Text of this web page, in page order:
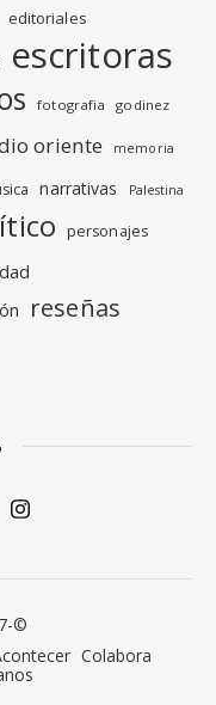
editoriales
escritoras
fotografia godinez
oriente memoria
narrativas Palestina
personajes
reseñas
©
Colabora